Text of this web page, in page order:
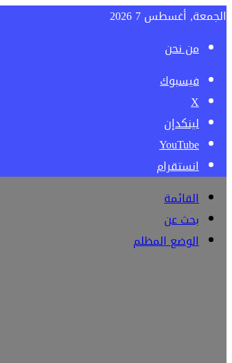
الجمعة, أغسطس 7 2026
من نحن
فيسبوك
‫X
لينكدإن
‫YouTube
انستقرام
القائمة
بحث عن
الوضع المظلم